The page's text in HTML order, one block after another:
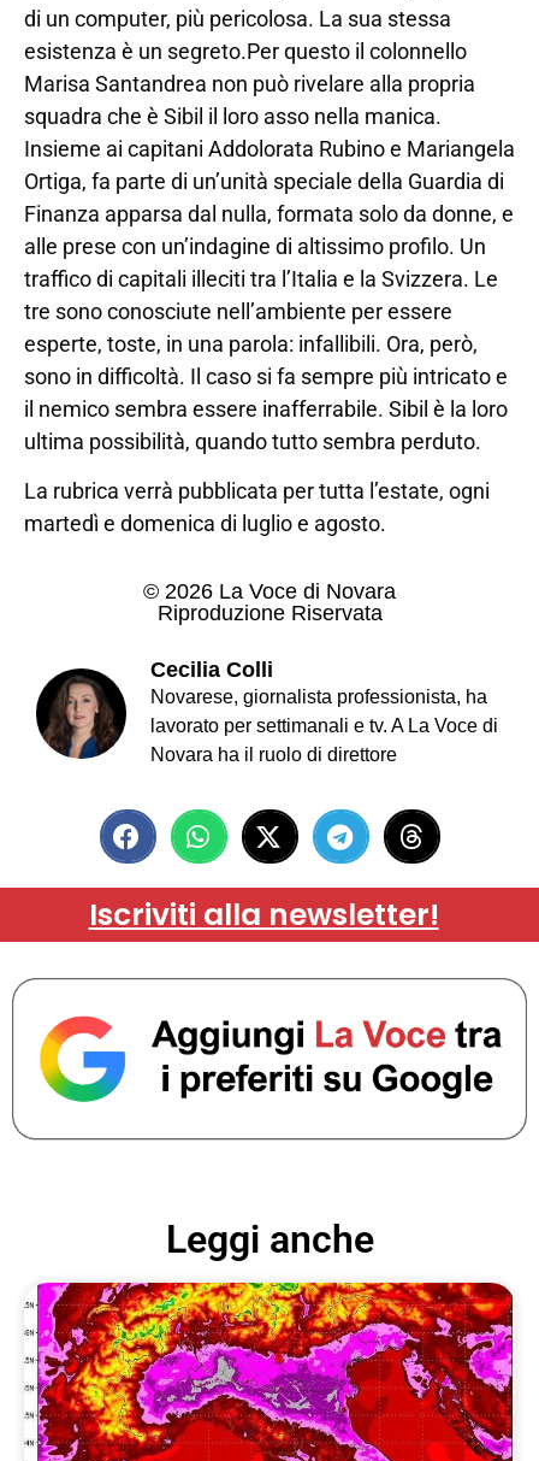
di un computer, più pericolosa. La sua stessa
esistenza è un segreto.Per questo il colonnello
Marisa Santandrea non può rivelare alla propria
squadra che è Sibil il loro asso nella manica.
Insieme ai capitani Addolorata Rubino e Mariangela
Ortiga, fa parte di un’unità speciale della Guardia di
Finanza apparsa dal nulla, formata solo da donne, e
alle prese con un’indagine di altissimo profilo. Un
traffico di capitali illeciti tra l’Italia e la Svizzera. Le
tre sono conosciute nell’ambiente per essere
esperte, toste, in una parola: infallibili. Ora, però,
sono in difficoltà. Il caso si fa sempre più intricato e
il nemico sembra essere inafferrabile. Sibil è la loro
ultima possibilità, quando tutto sembra perduto.
La rubrica verrà pubblicata per tutta l’estate, ogni
martedì e domenica di luglio e agosto.
© 2026 La Voce di Novara
Riproduzione Riservata
Cecilia Colli
Novarese, giornalista professionista, ha
lavorato per settimanali e tv. A La Voce di
Novara ha il ruolo di direttore
Iscriviti alla newsletter!
Leggi anche